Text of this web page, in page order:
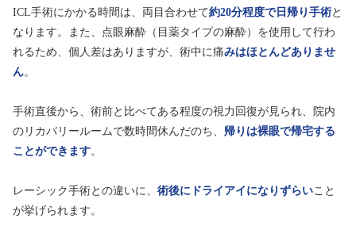
ICL手術にかかる時間は、両目合わせて約20分程度で日帰り手術と
なります。また、点眼麻酔（目薬タイプの麻酔）を使用して行わ
れるため、個人差はありますが、術中に痛みはほとんどありませ
ん。
手術直後から、術前と比べてある程度の視力回復が見られ、院内
のリカバリールームで数時間休んだのち、 帰りは裸眼で帰宅する
ことができます。
レーシック手術との違いに、 術後にドライアイになりずらいこと
が挙げられます。